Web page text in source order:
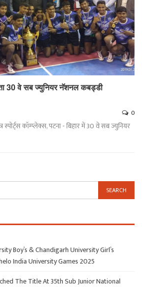
30 वे सब ज्युनियर नॅशनल कबड्डी
0
स्पोर्ट्स कॉम्प्लेक्स, पटना - बिहार में 30 वे सब ज्युनियर
Boy’s & Chandigarh University Girl’s
India University Games 2025
The Title At 35th Sub Junior National